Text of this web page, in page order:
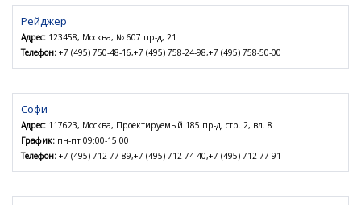
Рейджер
Адрес: 123458, Москва, № 607 пр-д, 21
Телефон: +7 (495) 750-48-16,+7 (495) 758-24-98,+7 (495) 758-50-00
Софи
Адрес: 117623, Москва, Проектируемый 185 пр-д, стр. 2, вл. 8
График: пн-пт 09:00-15:00
Телефон: +7 (495) 712-77-89,+7 (495) 712-74-40,+7 (495) 712-77-91